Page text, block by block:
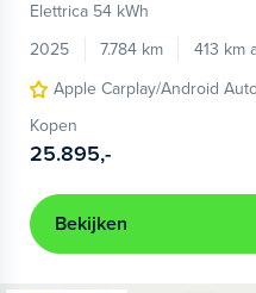
Elettrica 54 kWh
2025
7.784 km 413 km
Apple Carplay/Android
Kopen
25.895,-
Bekijken